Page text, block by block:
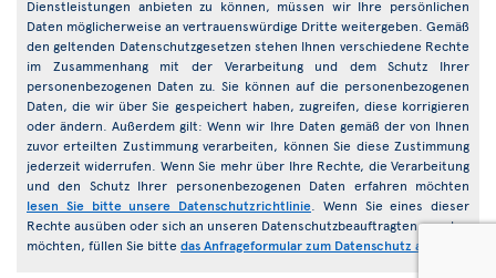
Dienstleistungen anbieten zu können, müssen wir Ihre persönlichen
Daten möglicherweise an vertrauenswürdige Dritte weitergeben. Gemäß
den geltenden Datenschutzgesetzen stehen Ihnen verschiedene Rechte
im Zusammenhang mit der Verarbeitung und dem Schutz Ihrer
personenbezogenen Daten zu. Sie können auf die personenbezogenen
Daten, die wir über Sie gespeichert haben, zugreifen, diese korrigieren
oder ändern. Außerdem gilt: Wenn wir Ihre Daten gemäß der von Ihnen
zuvor erteilten Zustimmung verarbeiten, können Sie diese Zustimmung
jederzeit widerrufen. Wenn Sie mehr über Ihre Rechte, die Verarbeitung
und den Schutz Ihrer personenbezogenen Daten erfahren möchten
lesen Sie bitte unsere Datenschutzrichtlinie . Wenn Sie eines dieser
Rechte ausüben oder sich an unseren Datenschutzbeauftragten wenden
möchten, füllen Sie bitte das Anfrageformular zum Datenschutz aus